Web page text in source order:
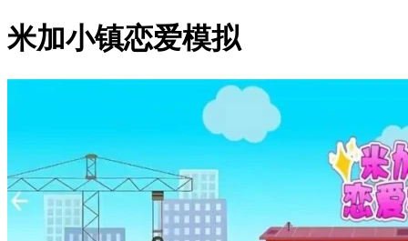
米加小镇恋爱模拟